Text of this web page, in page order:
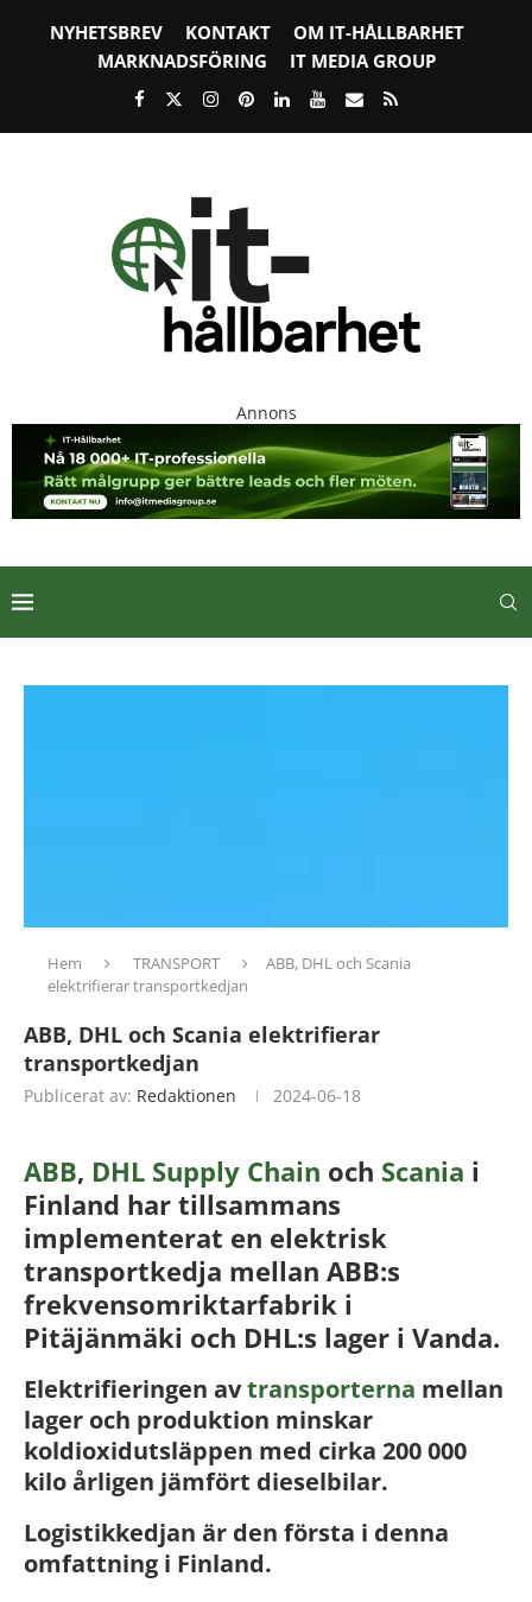
NYHETSBREV KONTAKT
OM IT-HÅLLBARHET
MARKNADSFÖRING
IT MEDIA GROUP
Annons
Hem TRANSPORT
ABB, DHL och Scania
elektrifierar transportkedjan
ABB, DHL och Scania elektrifierar
transportkedjan
Publicerat av: Redaktionen 2024-06-18
ABB, DHL Supply Chain och Scania i
Finland har tillsammans
implementerat en elektrisk
transportkedja mellan ABB:s
frekvensomriktarfabrik i
Pitäjänmäki och DHL:s lager i Vanda.
Elektrifieringen avtransporterna mellan
lager och produktion minskar
koldioxidutsläppen med cirka 200 000
kilo årligen jämfört dieselbilar.
Logistikkedjan är den första i denna
omfattning i Finland.